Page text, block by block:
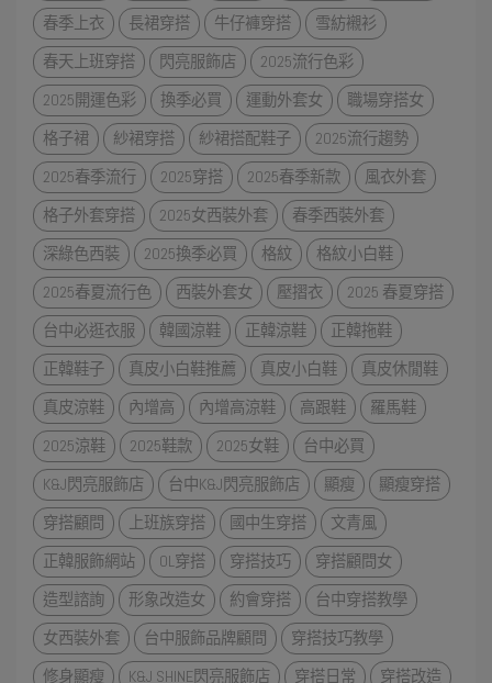
春季上衣
長裙穿搭 牛仔褲穿搭
雪紡襯衫
春天上班穿搭
閃亮服飾店
2025流行色彩
2025開運色彩
換季必買 運動外套女
職場穿搭女
格子裙
紗裙穿搭 紗裙搭配鞋子
2025流行趨勢
2025春季流行
2025穿搭 2025春季新款
風衣外套
格子外套穿搭
2025女西裝外套
春季西裝外套
深綠色西裝
2025換季必買 格紋
格紋小白鞋
2025春夏流行色
西裝外套女 壓摺衣
2025 春夏穿搭
台中必逛衣服
韓國涼鞋 正韓涼鞋
正韓拖鞋
正韓鞋子
真皮小白鞋推薦 真皮小白鞋
真皮休閒鞋
真皮涼鞋
內增高 內增高涼鞋 高跟鞋
羅馬鞋
2025涼鞋
2025鞋款 2025女鞋
台中必買
K&J閃亮服飾店
台中K&J閃亮服飾店 顯瘦
顯瘦穿搭
穿搭顧問
上班族穿搭 國中生穿搭
文青風
正韓服飾網站
OL穿搭 穿搭技巧
穿搭顧問女
造型諮詢
形象改造女 約會穿搭
台中穿搭教學
女西裝外套
台中服飾品牌顧問
穿搭技巧教學
修身顯瘦
K&J SHINE閃亮服飾店 穿搭日常
穿搭改造